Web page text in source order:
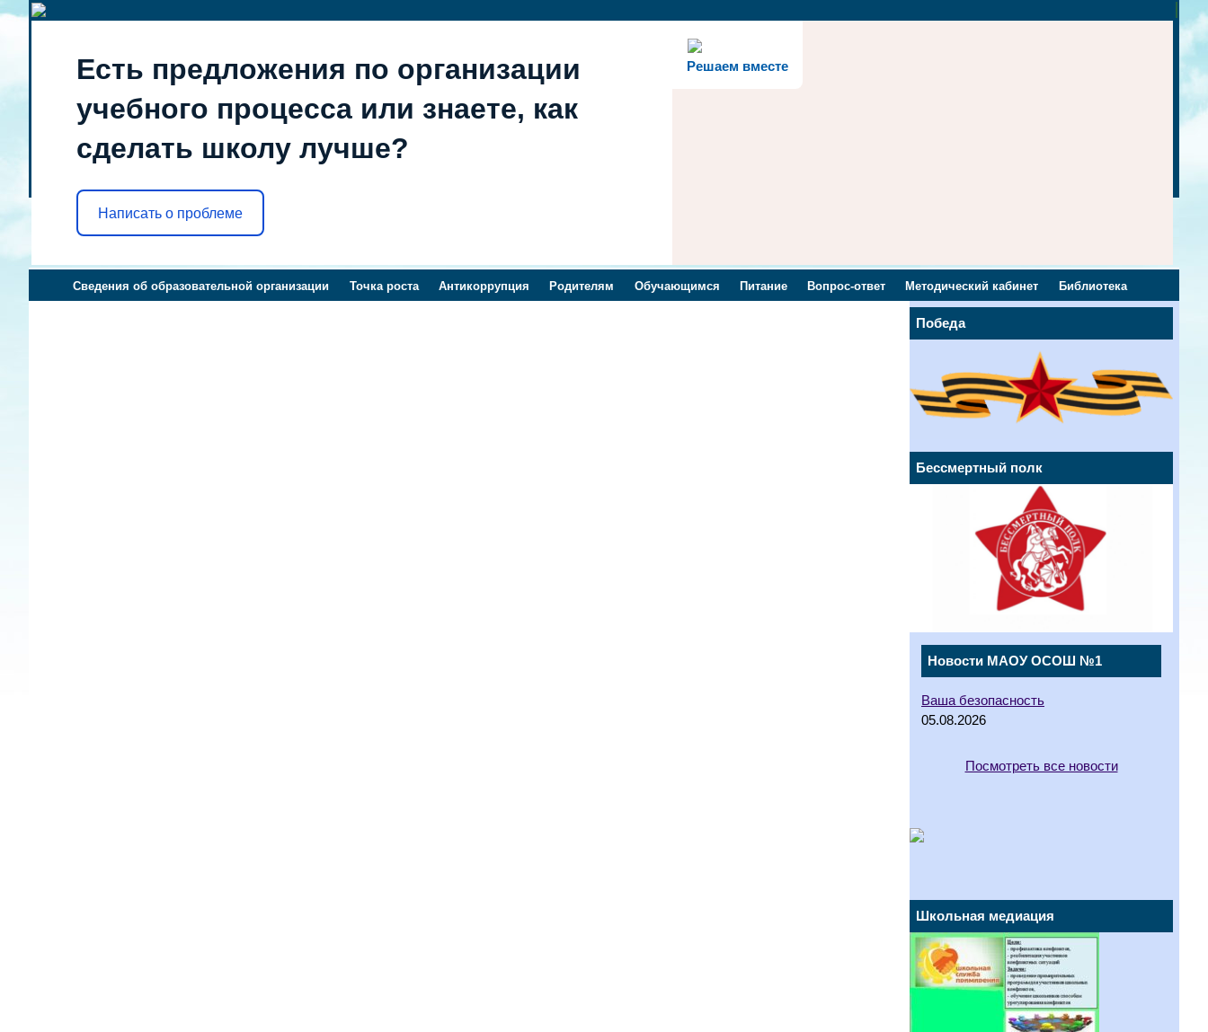
Решаем вместе
Есть предложения по организации
учебного процесса или знаете, как
сделать школу лучше?
Написать о проблеме
Сведения об образовательной организации Точка роста Антикоррупция Родителям Обучающимся Питание Вопрос-ответ Методический кабинет Библиотека
Победа
Бессмертный полк
Новости МАОУ ОСОШ №1
Ваша безопасность
05.08.2026
Посмотреть все новости
Школьная медиация